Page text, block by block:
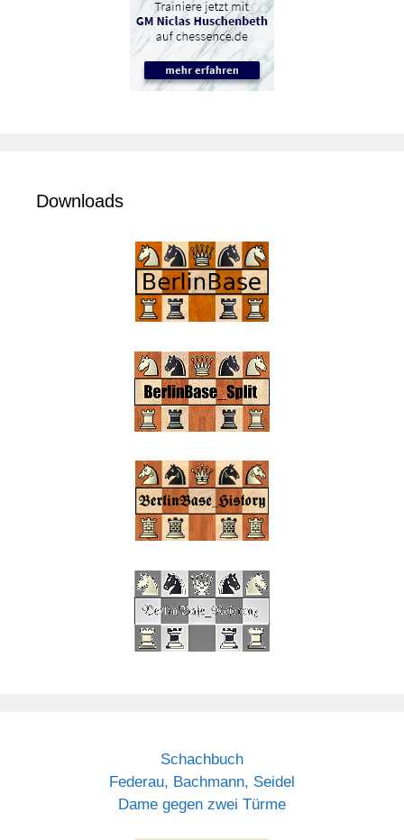
Downloads
Schachbuch
Federau, Bachmann, Seidel
Dame gegen zwei Türme